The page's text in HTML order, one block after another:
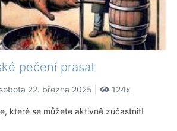
pečení prasat
22. března 2025 | 124x
které se můžete aktivně zúčastnit!